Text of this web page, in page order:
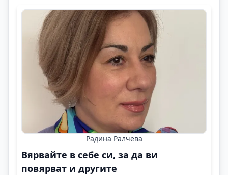
Радина Ралчева
Вярвайте в себе си, за да ви
повярват и другите